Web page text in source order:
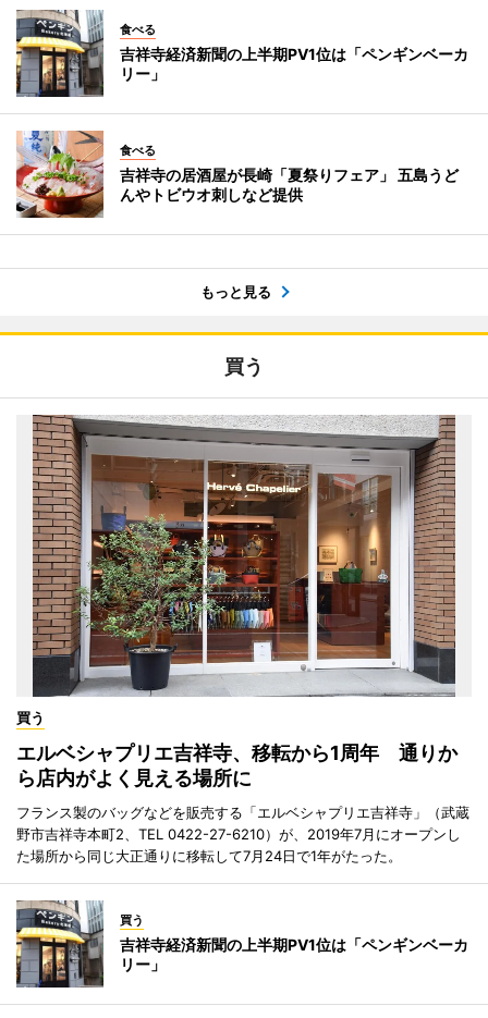
食べる
吉祥寺経済新聞の上半期PV1位は「ペンギンベーカ
リー」
食べる
吉祥寺の居酒屋が長崎「夏祭りフェア」 五島うど
んやトビウオ刺しなど提供
もっと見る
買う
買う
エルベシャプリエ吉祥寺、移転から1周年 通りか
ら店内がよく見える場所に
フランス製のバッグなどを販売する「エルベシャプリエ吉祥寺」（武蔵
野市吉祥寺本町2、TEL 0422-27-6210）が、2019年7月にオープンし
た場所から同じ大正通りに移転して7月24日で1年がたった。
買う
吉祥寺経済新聞の上半期PV1位は「ペンギンベーカ
リー」